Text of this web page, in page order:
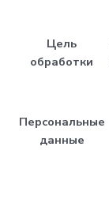
Цель
обработки
Персональные
данные